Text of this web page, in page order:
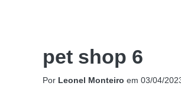
pet shop 6
Por Leonel Monteiro em 03/04/